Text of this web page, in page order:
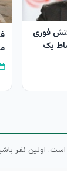
فوری
یک
اولین نفر